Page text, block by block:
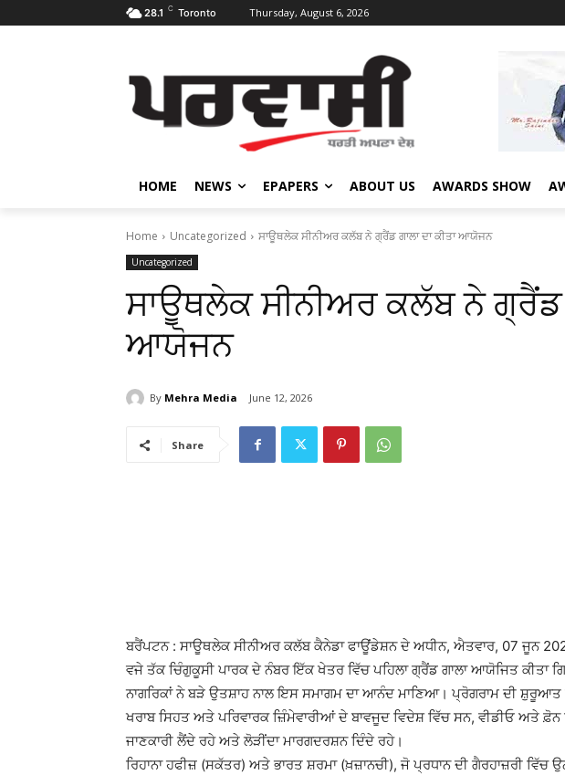
28.1 C Toronto Thursday, August 6, 2026
HOME NEWS EPAPERS ABOUT US AWARDS SHOW
Home Uncategorized ਸਾਊਥਲੇਕ ਸੀਨੀਅਰ ਕਲੱਬ ਨੇ ਗ੍ਰੈਂਡ ਗਾਲਾ ਦਾ ਕੀਤਾ ਆਯੋਜਨ
Uncategorized
ਸਾਊਥਲੇਕ ਸੀਨੀਅਰ ਕਲੱਬ ਨੇ ਗ੍ਰੈਂਡ
ਆਯੋਜਨ
By Mehra Media June 12, 2026
Share
ਬਰੈਂਪਟਨ : ਸਾਊਥਲੇਕ ਸੀਨੀਅਰ ਕਲੱਬ ਕੈਨੇਡਾ ਫਾਊਂਡੇਸ਼ਨ ਦੇ ਅਧੀਨ, ਐਤਵਾਰ, 07 ਜੂਨ
ਵਜੇ ਤੱਕ ਚਿੰਗੁਕੂਸੀ ਪਾਰਕ ਦੇ ਨੰਬਰ ਇੱਕ ਖੇਤਰ ਵਿੱਚ ਪਹਿਲਾ ਗ੍ਰੈਂਡ ਗਾਲਾ ਆਯੋਜਿਤ ਕੀਤਾ
ਨਾਗਰਿਕਾਂ ਨੇ ਬੜੇ ਉਤਸ਼ਾਹ ਨਾਲ ਇਸ ਸਮਾਗਮ ਦਾ ਆਨੰਦ ਮਾਣਿਆ। ਪ੍ਰੋਗਰਾਮ ਦੀ
ਖਰਾਬ ਸਿਹਤ ਅਤੇ ਪਰਿਵਾਰਕ ਜ਼ਿੰਮੇਵਾਰੀਆਂ ਦੇ ਬਾਵਜੂਦ ਵਿਦੇਸ਼ ਵਿੱਚ ਸਨ, ਵੀਡੀਓ ਅਤੇ ਫ਼ੋਨ
ਜਾਣਕਾਰੀ ਲੈਂਦੇ ਰਹੇ ਅਤੇ ਲੋੜੀਂਦਾ ਮਾਰਗਦਰਸ਼ਨ ਦਿੰਦੇ ਰਹੇ।
ਰਿਹਾਨਾ ਹਫੀਜ਼ (ਸਕੱਤਰ) ਅਤੇ ਭਾਰਤ ਸ਼ਰਮਾ (ਖ਼ਜ਼ਾਨਚੀ), ਜੋ ਪ੍ਰਧਾਨ ਦੀ ਗੈਰਹਾਜ਼ਰੀ ਵਿੱਚ